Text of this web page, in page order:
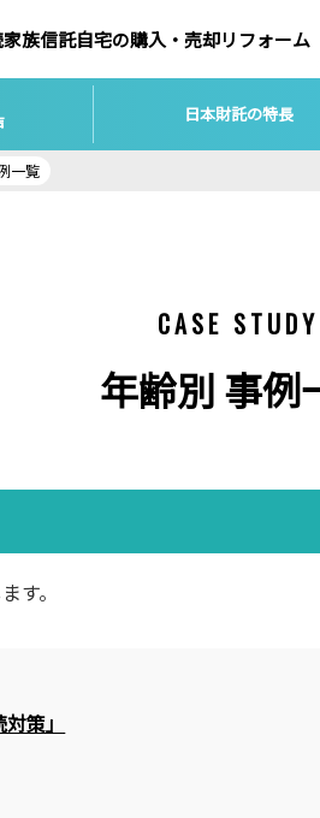
家族信託自宅の購入・売却リフォーム
日本財託の特長
一覧
CASE STUDY
年齢別 事例
す。
策」